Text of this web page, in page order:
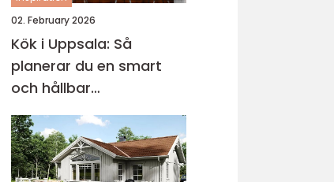
02. February 2026
Kök i Uppsala: Så
planerar du en smart
och hållbar
köksrenovering